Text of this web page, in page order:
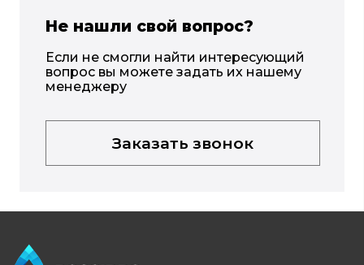
Не нашли свой вопрос?
Если не смогли найти интересующий
вопрос вы можете задать их нашему
менеджеру
Заказать звонок